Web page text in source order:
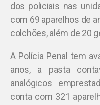
dos policiais nas
com 69 aparelhos de
colchões, além de 20
A Polícia Penal tem
anos, a pasta
analógicos
conta com 321